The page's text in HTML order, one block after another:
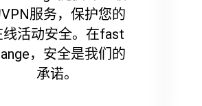
服务，保护您的
线活动安全。在fast
，安全是我们的
承诺。